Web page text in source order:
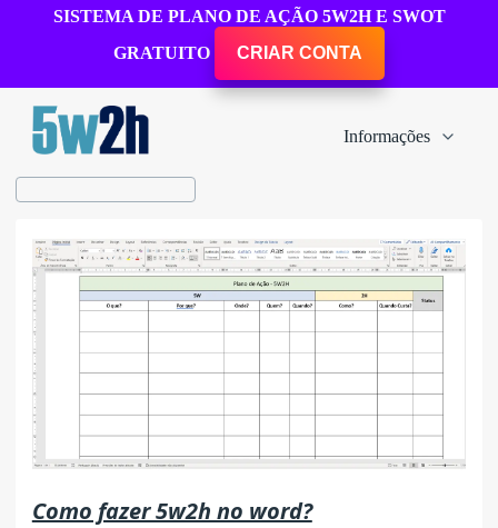
SISTEMA DE PLANO DE AÇÃO 5W2H E SWOT
GRATUITO
CRIAR CONTA
Informações
Como fazer 5w2h no word?